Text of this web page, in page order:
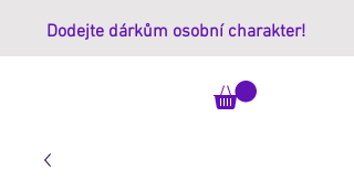
Dodejte dárkům osobní charakter!